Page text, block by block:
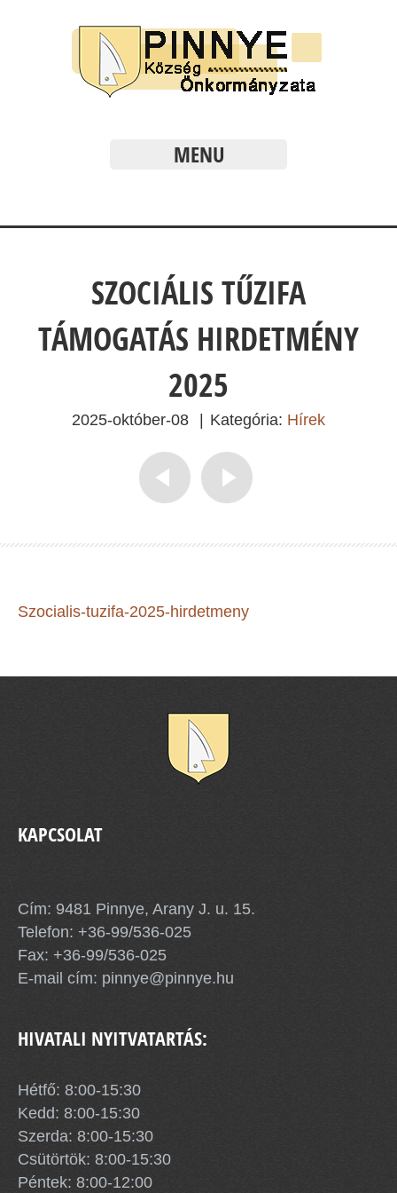
MENU
SZOCIÁLIS TŰZIFA
TÁMOGATÁS HIRDETMÉNY
2025
2025-október-08 Kategória: Hírek
Szocialis-tuzifa-2025-hirdetmeny
KAPCSOLAT
Cím: 9481 Pinnye, Arany J. u. 15.
Telefon: +36-99/536-025
Fax: +36-99/536-025
E-mail cím: pinnye@pinnye.hu
HIVATALI NYITVATARTÁS:
Hétfő: 8:00-15:30
Kedd: 8:00-15:30
Szerda: 8:00-15:30
Csütörtök: 8:00-15:30
Péntek: 8:00-12:00